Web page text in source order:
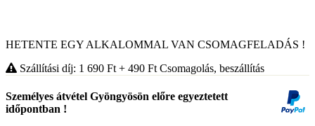
HETENTE EGY ALKALOMMAL VAN CSOMAGFELADÁS !
Szállítási díj: 1 690 Ft + 490 Ft Csomagolás, beszállítás
Személyes átvétel Gyöngyösön előre egyeztetett
időpontban !